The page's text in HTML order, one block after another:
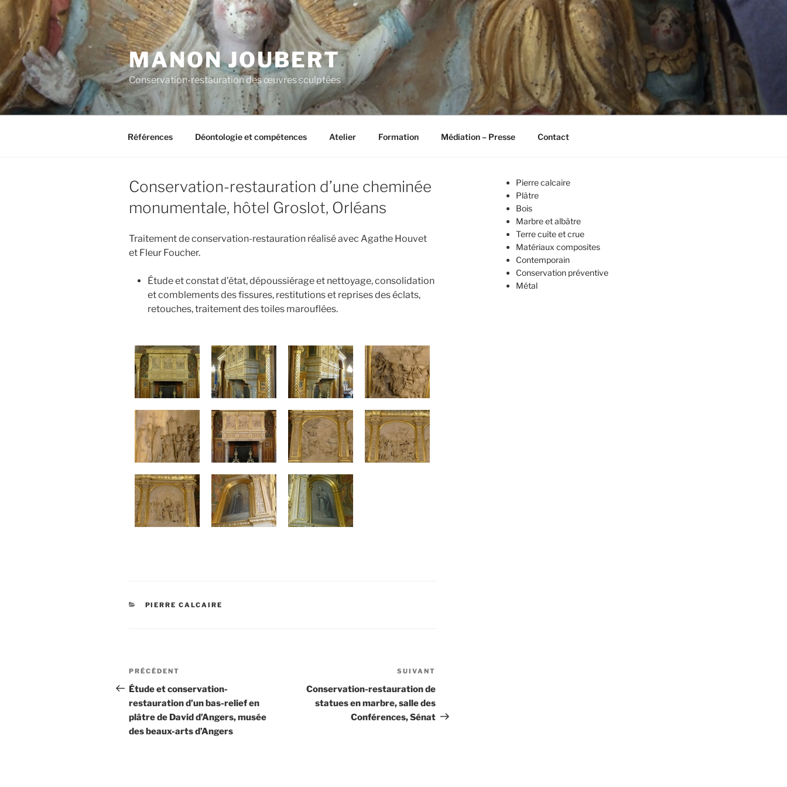
Aller
contenu
principal
MANON JOUBERT
Conservation-restauration des œuvres sculptées
Références Déontologie et compétences Atelier Formation Médiation – Presse Contact
Conservation-restauration d’une cheminée
monumentale, hôtel Groslot, Orléans
Traitement de conservation-restauration réalisé avec Agathe Houvet
et Fleur Foucher.
Étude et constat d’état, dépoussiérage et nettoyage, consolidation
et comblements des fissures, restitutions et reprises des éclats,
retouches, traitement des toiles marouflées.
CATÉGORIES
PIERRE CALCAIRE
Navigation
de
l’article
Article
précédent
PRÉCÉDENT
Étude et conservation-
restauration d’un bas-relief en
plâtre de David d’Angers, musée
des beaux-arts d’Angers
suivant
SUIVANT
Conservation-restauration de
statues en marbre, salle des
Conférences, Sénat
Pierre calcaire
Plâtre
Bois
Marbre et albâtre
Terre cuite et crue
Matériaux composites
Contemporain
Conservation préventive
Métal